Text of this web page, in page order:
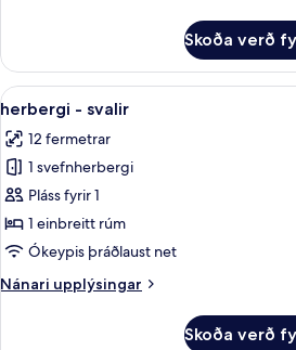
með
tvíbreiðu
rúmi
svalir
Skoða verð
Skoða
allar
myndir
fyrir
herbergi
-
svalir
6
herbergi - svalir
12 fermetrar
1 svefnherbergi
Pláss fyrir 1
1 einbreitt rúm
Ókeypis þráðlaust net
Nánari upplýsingar
Nánari
Skoða verð